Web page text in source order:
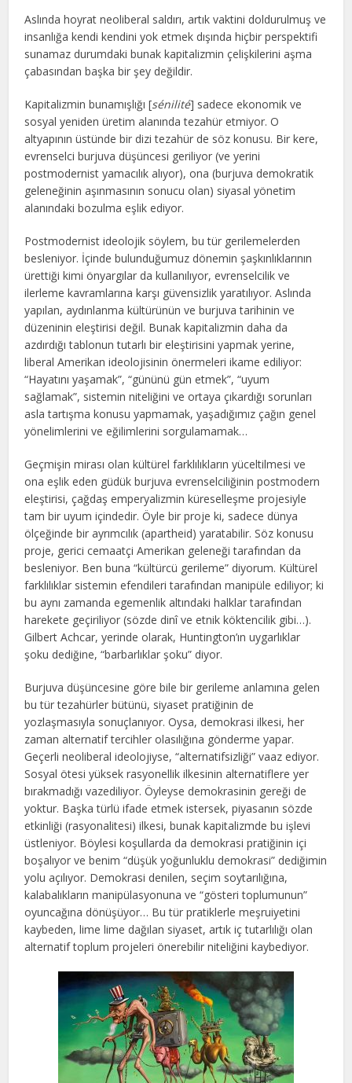
Aslında hoyrat neoliberal saldırı, artık vaktini doldurulmuş ve
insanlığa kendi kendini yok etmek dışında hiçbir perspektifi
sunamaz durumdaki bunak kapitalizmin çelişkilerini aşma
çabasından başka bir şey değildir.
Kapitalizmin bunamışlığı [sénilité] sadece ekonomik ve
sosyal yeniden üretim alanında tezahür etmiyor. O
altyapının üstünde bir dizi tezahür de söz konusu. Bir kere,
evrenselci burjuva düşüncesi geriliyor (ve yerini
postmodernist yamacılık alıyor), ona (burjuva demokratik
geleneğinin aşınmasının sonucu olan) siyasal yönetim
alanındaki bozulma eşlik ediyor.
Postmodernist ideolojik söylem, bu tür gerilemelerden
besleniyor. İçinde bulunduğumuz dönemin şaşkınlıklarının
ürettiği kimi önyargılar da kullanılıyor, evrenselcilik ve
ilerleme kavramlarına karşı güvensizlik yaratılıyor. Aslında
yapılan, aydınlanma kültürünün ve burjuva tarihinin ve
düzeninin eleştirisi değil. Bunak kapitalizmin daha da
azdırdığı tablonun tutarlı bir eleştirisini yapmak yerine,
liberal Amerikan ideolojisinin önermeleri ikame ediliyor:
“Hayatını yaşamak”, “gününü gün etmek”, “uyum
sağlamak”, sistemin niteliğini ve ortaya çıkardığı sorunları
asla tartışma konusu yapmamak, yaşadığımız çağın genel
yönelimlerini ve eğilimlerini sorgulamamak…
Geçmişin mirası olan kültürel farklılıkların yüceltilmesi ve
ona eşlik eden güdük burjuva evrenselciliğinin postmodern
eleştirisi, çağdaş emperyalizmin küreselleşme projesiyle
tam bir uyum içindedir. Öyle bir proje ki, sadece dünya
ölçeğinde bir ayrımcılık (apartheid) yaratabilir. Söz konusu
proje, gerici cemaatçi Amerikan geleneği tarafından da
besleniyor. Ben buna “kültürcü gerileme” diyorum. Kültürel
farklılıklar sistemin efendileri tarafından manipüle ediliyor; ki
bu aynı zamanda egemenlik altındaki halklar tarafından
harekete geçiriliyor (sözde dinî ve etnik köktencilik gibi…).
Gilbert Achcar, yerinde olarak, Huntington’ın uygarlıklar
şoku dediğine, “barbarlıklar şoku” diyor.
Burjuva düşüncesine göre bile bir gerileme anlamına gelen
bu tür tezahürler bütünü, siyaset pratiğinin de
yozlaşmasıyla sonuçlanıyor. Oysa, demokrasi ilkesi, her
zaman alternatif tercihler olasılığına gönderme yapar.
Geçerli neoliberal ideolojiyse, “alternatifsizliği” vaaz ediyor.
Sosyal ötesi yüksek rasyonellik ilkesinin alternatiflere yer
bırakmadığı vazediliyor. Öyleyse demokrasinin gereği de
yoktur. Başka türlü ifade etmek istersek, piyasanın sözde
etkinliği (rasyonalitesi) ilkesi, bunak kapitalizmde bu işlevi
üstleniyor. Böylesi koşullarda da demokrasi pratiğinin içi
boşalıyor ve benim “düşük yoğunluklu demokrasi” dediğimin
yolu açılıyor. Demokrasi denilen, seçim soytarılığına,
kalabalıkların manipülasyonuna ve “gösteri toplumunun”
oyuncağına dönüşüyor… Bu tür pratiklerle meşruiyetini
kaybeden, lime lime dağılan siyaset, artık iç tutarlılığı olan
alternatif toplum projeleri önerebilir niteliğini kaybediyor.